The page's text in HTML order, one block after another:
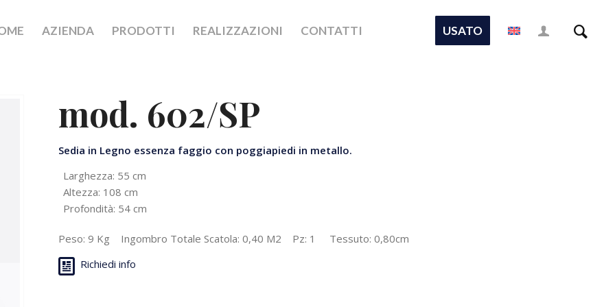
AZIENDA PRODOTTI REALIZZAZIONI CONTATTI USATO
mod. 602/SP
Sedia in Legno essenza faggio con poggiapiedi in metallo.
Larghezza: 55 cm
Altezza: 108 cm
Profondità: 54 cm
Peso: 9 Kg Ingombro Totale Scatola: 0,40 M2 Pz: 1 Tessuto: 0,80cm
Richiedi info